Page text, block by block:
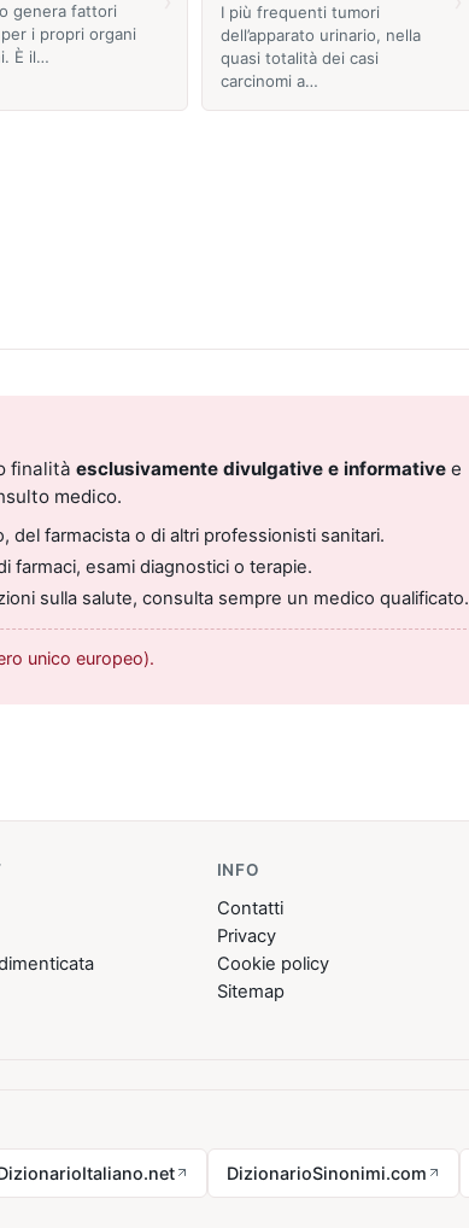
genera fattori
i propri organi
È il…
I più frequenti tumori
dell’apparato urinario, nella
quasi totalità dei casi
carcinomi a…
finalità esclusivamente divulgative e informative e
medico.
del farmacista o di altri professionisti sanitari.
farmaci, esami diagnostici o terapie.
sulla salute, consulta sempre un medico qualificato.
unico europeo).
INFO
Contatti
Privacy
Cookie policy
Sitemap
DizionarioSinonimi.com